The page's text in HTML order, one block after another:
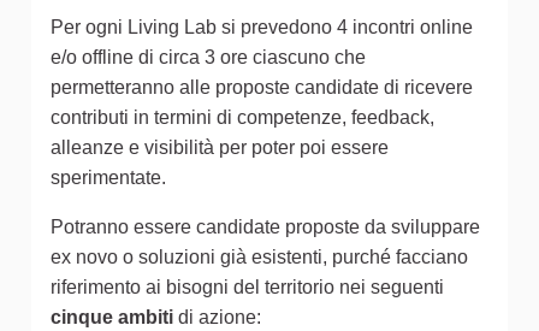
Per ogni Living Lab si prevedono 4 incontri online
e/o offline di circa 3 ore ciascuno che
permetteranno alle proposte candidate di ricevere
contributi in termini di competenze, feedback,
alleanze e visibilità per poter poi essere
sperimentate.
Potranno essere candidate proposte da sviluppare
ex novo o soluzioni già esistenti, purché facciano
riferimento ai bisogni del territorio nei seguenti
cinque ambiti di azione: